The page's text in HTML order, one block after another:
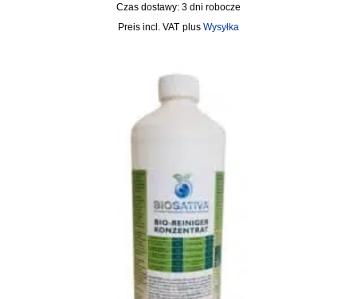
Czas dostawy: 3 dni robocze
incl. VAT plus Wysyłka